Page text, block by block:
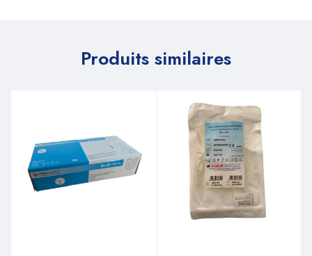
Produits similaires